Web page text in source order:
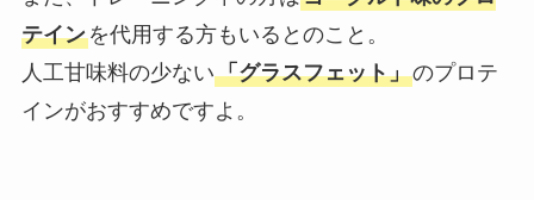
テインを代用する方もいるとのこと。
人工甘味料の少ない「グラスフェット」のプロテ
インがおすすめですよ。